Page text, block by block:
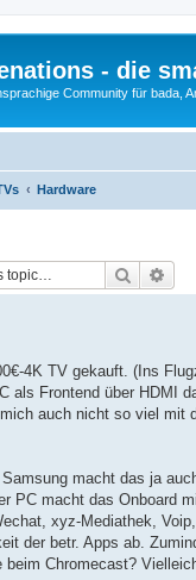
- die
Community für bada,
Hardware
Search
4K TV gekauft. (Ins
als Frontend über HDMI
auch nicht so viel mit
macht das ja
PC macht das Onboard
xyz-Mediathek,
der betr. Apps ab.
Chromecast?